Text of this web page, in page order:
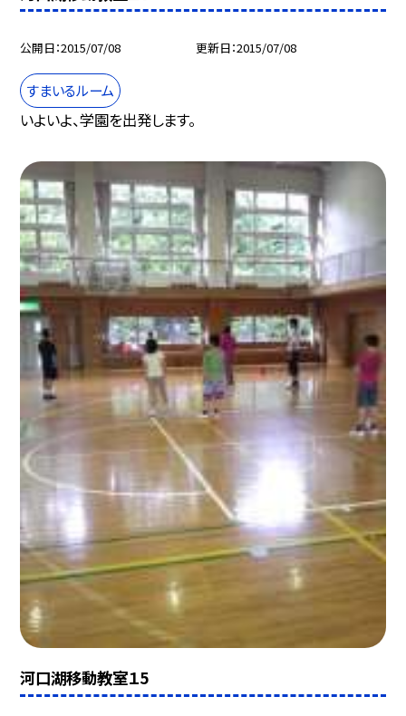
公開日 2015/07/08 更新日 2015/07/08
すまいるルーム
いよいよ、学園を出発します。
河口湖移動教室１5